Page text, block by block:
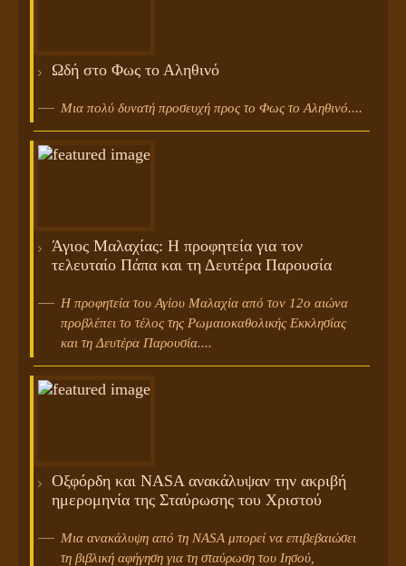
Ωδή στο Φως το Αληθινό
Μια πολύ δυνατή προσευχή προς το Φως το Αληθινό....
Άγιος Μαλαχίας: Η προφητεία για τον
τελευταίο Πάπα και τη Δευτέρα Παρουσία
Η προφητεία του Αγίου Μαλαχία από τον 12ο αιώνα
προβλέπει το τέλος της Ρωμαιοκαθολικής Εκκλησίας
και τη Δευτέρα Παρουσία....
Οξφόρδη και NASA ανακάλυψαν την ακριβή
ημερομηνία της Σταύρωσης του Χριστού
Μια ανακάλυψη από τη NASA μπορεί να επιβεβαιώσει
τη βιβλική αφήγηση για τη σταύρωση του Ιησού,